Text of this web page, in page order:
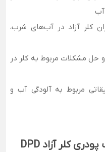
آب
کلر آزاد در آب‌های شرب،
حل مشکلات مربوط به کلر در
مربوط به آلودگی آب و